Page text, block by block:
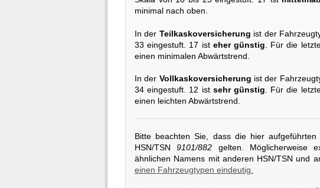
minimal nach oben.
In der Teilkaskoversicherung ist der
33 eingestuft. 17 ist eher günstig . Für die
einen minimalen Abwärtstrend.
In der Vollkaskoversicherung ist der
34 eingestuft. 12 ist sehr günstig. Für die
einen leichten Abwärtstrend.
Bitte beachten Sie, dass die hier
HSN/TSN9101/882 gelten. Möglicherweise
ähnlichen Namens mit anderen HSN/TSN und
einen Fahrzeugtypen eindeutig.